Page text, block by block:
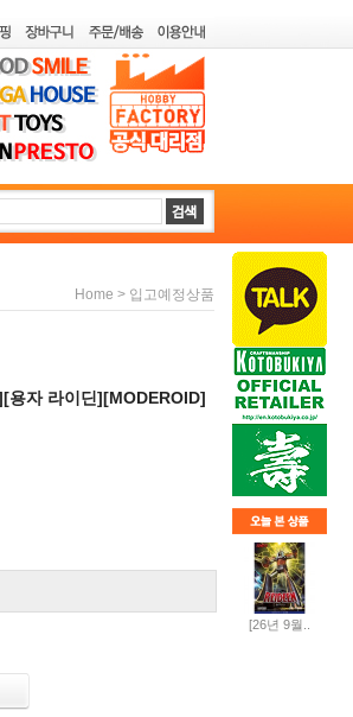
[26년 9월..
Home > 입고예정상품
자 라이딘][MODEROID]